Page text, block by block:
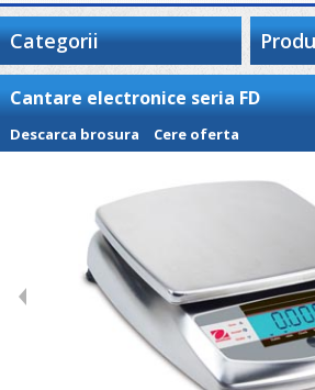
Categorii
Cantare electronice seria FD
Descarca brosura Cere oferta